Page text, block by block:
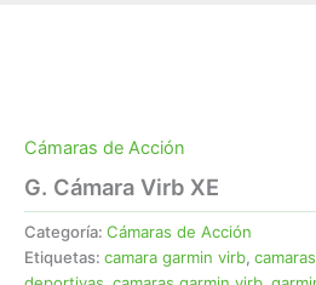
Cámaras de Acción
G. Cámara Virb XE
Categoría: Cámaras de Acción
Etiquetas: camara garmin virb,